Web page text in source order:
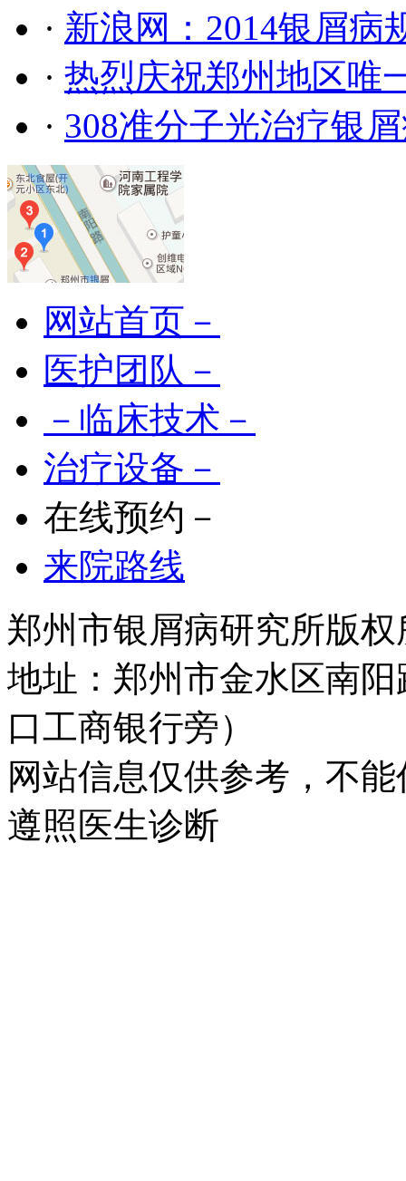
· 新浪网：2014银屑病
· 热烈庆祝郑州地区唯
· 308准分子光治疗银
网站首页－
医护团队－
－临床技术－
治疗设备－
在线预约－
来院路线
郑州市银屑病研究所版权
地址：郑州市金水区南
口工商银行旁）
网站信息仅供参考，不
遵照医生诊断